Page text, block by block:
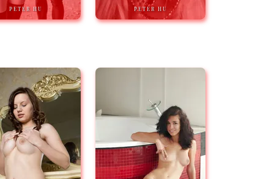
PETER HU PETER HU